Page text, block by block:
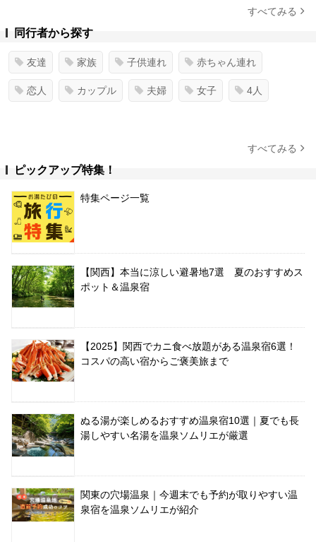
すべてみる
同行者から探す
友達 家族 子供連れ 赤ちゃん連れ
恋人 カップル 夫婦 女子 4人
すべてみる
ピックアップ特集！
特集ページ一覧
【関西】本当に涼しい避暑地7選 夏のおすすめス
ポット＆温泉宿
【2025】関西でカニ食べ放題がある温泉宿6選！
コスパの高い宿からご褒美旅まで
ぬる湯が楽しめるおすすめ温泉宿10選｜夏でも長
湯しやすい名湯を温泉ソムリエが厳選
関東の穴場温泉｜今週末でも予約が取りやすい温
泉宿を温泉ソムリエが紹介